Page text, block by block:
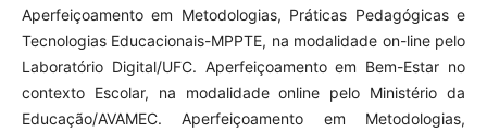
Aperfeiçoamento em Metodologias, Práticas Pedagógicas e
Tecnologias Educacionais-MPPTE, na modalidade on-line pelo
Laboratório Digital/UFC. Aperfeiçoamento em Bem-Estar no
contexto Escolar, na modalidade online pelo Ministério da
Educação/AVAMEC. Aperfeiçoamento em Metodologias,